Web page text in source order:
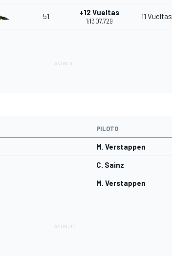
51 +12 Vueltas
1:13'07.729
11 Vueltas
PILOTO
M. Verstappen
C. Sainz
M. Verstappen